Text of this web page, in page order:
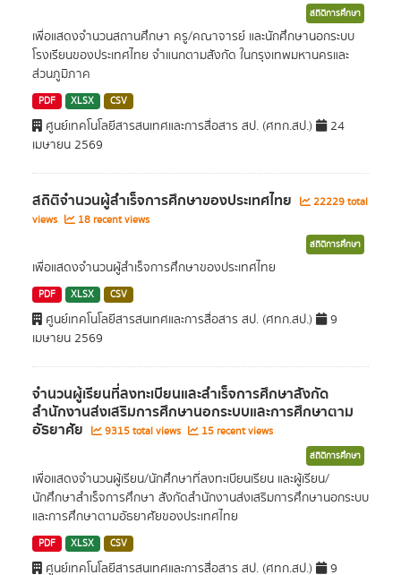
สถิติการศึกษา
เพื่อแสดงจำนวนสถานศึกษา ครู/คณาจารย์ และนักศึกษานอกระบบ
โรงเรียนของประเทศไทย จำแนกตามสังกัด ในกรุงเทพมหานครและ
ส่วนภูมิภาค
PDF XLSX CSV
ศูนย์เทคโนโลยีสารสนเทศและการสื่อสาร สป. (ศทก.สป.)
24
เมษายน 2569
สถิติจำนวนผู้สำเร็จการศึกษาของประเทศไทย
22229 total
views
18 recent views
สถิติการศึกษา
เพื่อแสดงจำนวนผู้สำเร็จการศึกษาของประเทศไทย
PDF XLSX CSV
ศูนย์เทคโนโลยีสารสนเทศและการสื่อสาร สป. (ศทก.สป.)
9
เมษายน 2569
จำนวนผู้เรียนที่ลงทะเบียนและสำเร็จการศึกษาสังกัด
สำนักงานส่งเสริมการศึกษานอกระบบและการศึกษาตาม
อัธยาศัย 9315 total views 15 recent views
สถิติการศึกษา
เพื่อแสดงจำนวนผู้เรียน/นักศึกษาที่ลงทะเบียนเรียน และผู้เรียน/
นักศึกษาสำเร็จการศึกษา สังกัดสำนักงานส่งเสริมการศึกษานอกระบบ
และการศึกษาตามอัธยาศัยของประเทศไทย
PDF XLSX CSV
ศูนย์เทคโนโลยีสารสนเทศและการสื่อสาร สป. (ศทก.สป.) 9